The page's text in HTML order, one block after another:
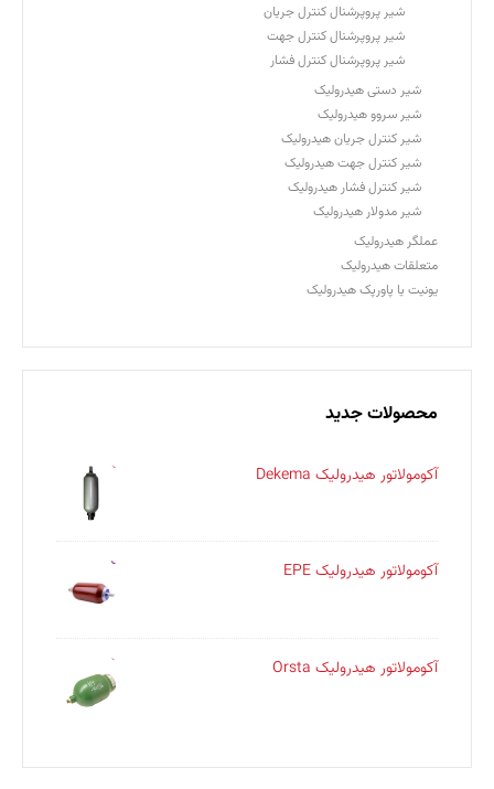
شیر پروپرشنال کنترل جریان
شیر پروپرشنال کنترل جهت
شیر پروپرشنال کنترل فشار
شیر دستی هیدرولیک
شیر سروو هیدرولیک
شیر کنترل جریان هیدرولیک
شیر کنترل جهت هیدرولیک
شیر کنترل فشار هیدرولیک
شیر مدولار هیدرولیک
عملگر هیدرولیک
متعلقات هیدرولیک
یونیت یا پاورپک هیدرولیک
محصولات جدید
آکومولاتور هیدرولیک Dekema
آکومولاتور هیدرولیک EPE
آکومولاتور هیدرولیک Orsta